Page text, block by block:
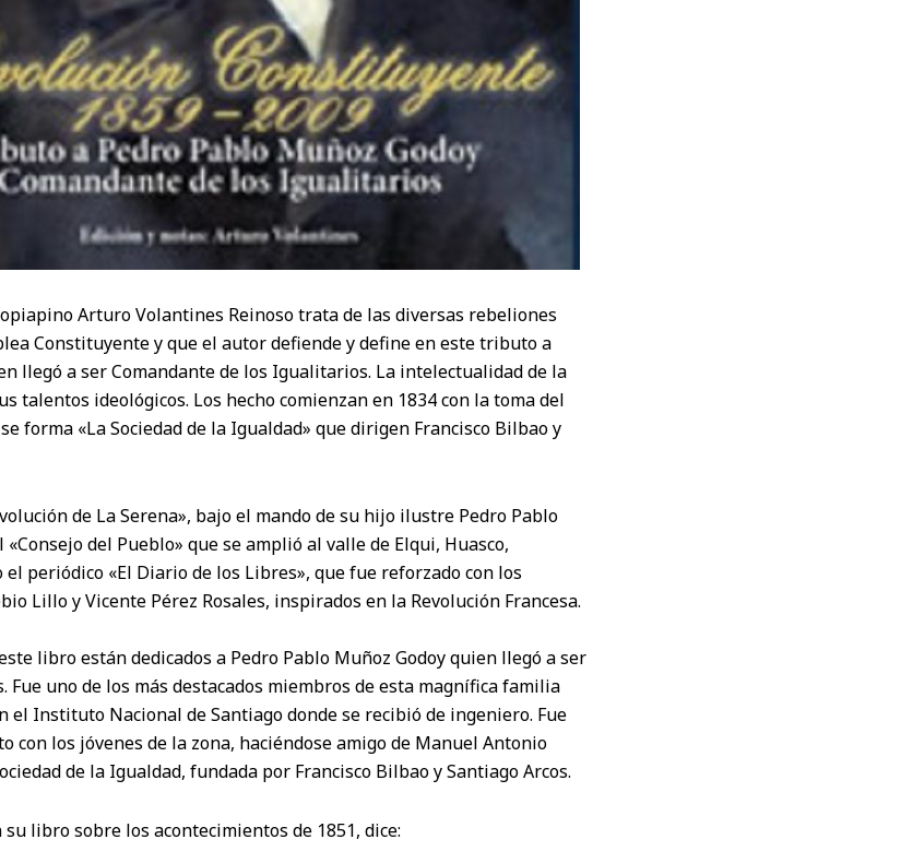
Arturo Volantines Reinoso trata de las diversas rebeliones
Constituyente y que el autor defiende y define en este tributo a
llegó a ser Comandante de los Igualitarios. La intelectualidad de la
talentos ideológicos. Los hecho comienzan en 1834 con la toma del
forma «La Sociedad de la Igualdad» que dirigen Francisco Bilbao y
de La Serena», bajo el mando de su hijo ilustre Pedro Pablo
del Pueblo» que se amplió al valle de Elqui, Huasco,
periódico «El Diario de los Libres», que fue reforzado con los
Lillo y Vicente Pérez Rosales, inspirados en la Revolución Francesa.
libro están dedicados a Pedro Pablo Muñoz Godoy quien llegó a ser
uno de los más destacados miembros de esta magnífica familia
el Instituto Nacional de Santiago donde se recibió de ingeniero. Fue
con los jóvenes de la zona, haciéndose amigo de Manuel Antonio
de la Igualdad, fundada por Francisco Bilbao y Santiago Arcos.
libro sobre los acontecimientos de 1851, dice: